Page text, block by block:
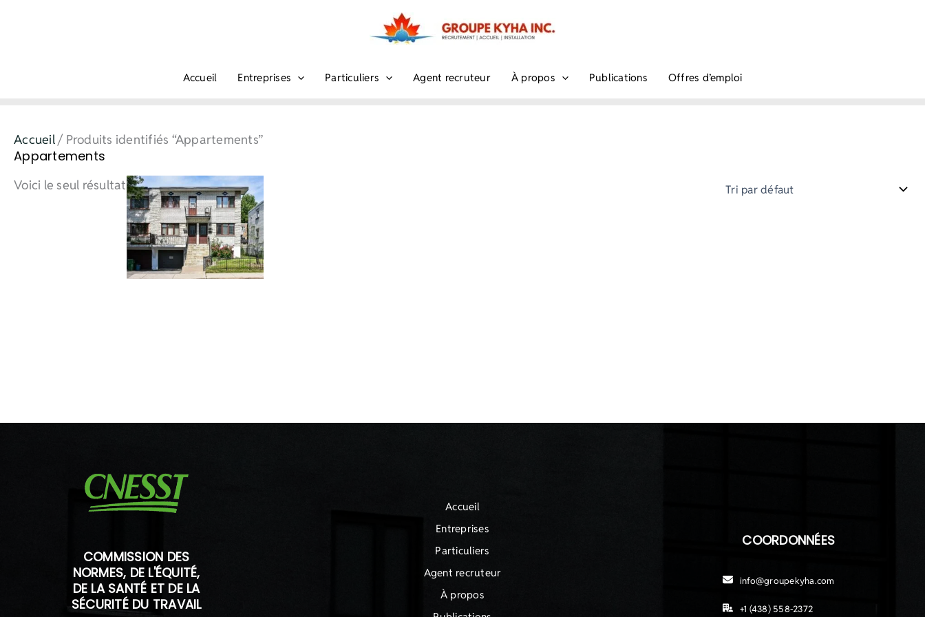
Accueil Entreprises Particuliers Agent recruteur À propos Publications Offres d’emploi
Accueil/ Produits identifiés “Appartements”
Appartements
Voici le seul résultat
COMMISSION DES
NORMES, DE L'ÉQUITÉ,
DE LA SANTÉ ET DE LA
SÉCURITÉ DU TRAVAIL
Accueil
Entreprises
Particuliers
Agent recruteur
À propos
COORDONNÉES
info@groupekyha.com
+1 (438) 558-2372